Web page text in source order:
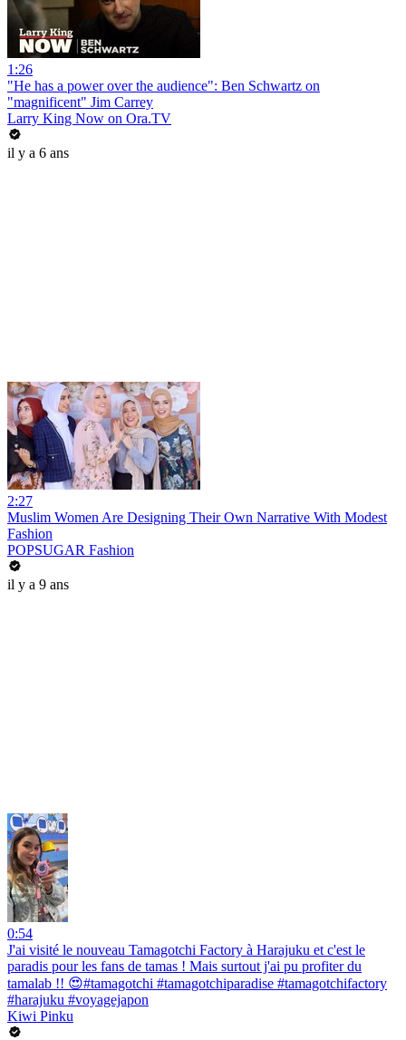
1:26
"He has a power over the audience": Ben Schwartz on
"magnificent" Jim Carrey
Larry King Now on Ora.TV
il y a 6 ans
2:27
Muslim Women Are Designing Their Own Narrative With Modest
Fashion
POPSUGAR Fashion
il y a 9 ans
0:54
J'ai visité le nouveau Tamagotchi Factory à Harajuku et c'est le
paradis pour les fans de tamas ! Mais surtout j'ai pu profiter du
tamalab !! 😍#tamagotchi #tamagotchiparadise #tamagotchifactory
#harajuku #voyagejapon
Kiwi Pinku